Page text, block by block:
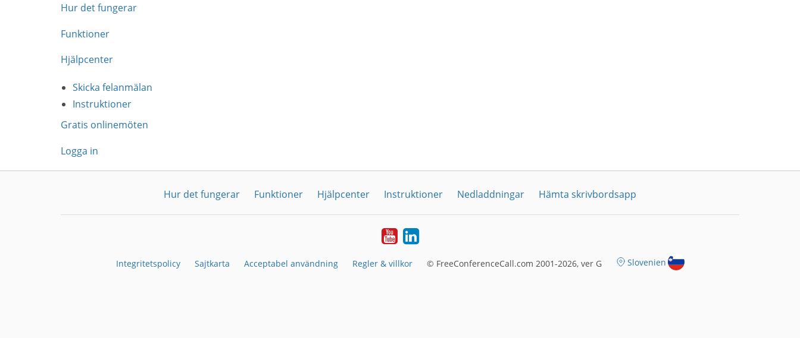
Hur det fungerar
Funktioner
Hjälpcenter
Skicka felanmälan
Instruktioner
Gratis onlinemöten
Logga in
Hur det fungerar Funktioner Hjälpcenter Instruktioner Nedladdningar Hämta skrivbordsapp
YouTubeLinkedIn
Integritetspolicy Sajtkarta Acceptabel användning Regler & villkor © FreeConferenceCall.com 2001-2026, ver G Slovenien